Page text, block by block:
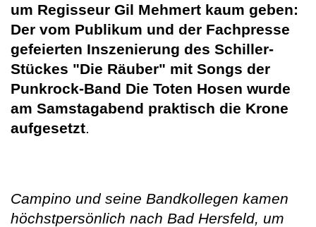
um Regisseur Gil Mehmert kaum geben:
Der vom Publikum und der Fachpresse
gefeierten Inszenierung des Schiller-
Stückes "Die Räuber" mit Songs der
Punkrock-Band Die Toten Hosen wurde
am Samstagabend praktisch die Krone
aufgesetzt
Campino und seine Bandkollegen kamen
höchstpersönlich nach Bad Hersfeld, um